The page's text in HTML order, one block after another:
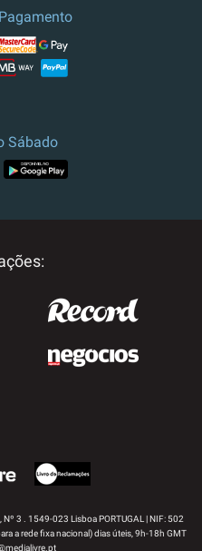
Sábado
3 . 1549-023 Lisboa PORTUGAL | NIF: 502
a rede fixa nacional) dias úteis, 9h-18h GMT